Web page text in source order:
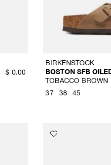
$ 0.00
BIRKENSTOCK
BOSTON SFB
TOBACCO BROWN
37 38 45